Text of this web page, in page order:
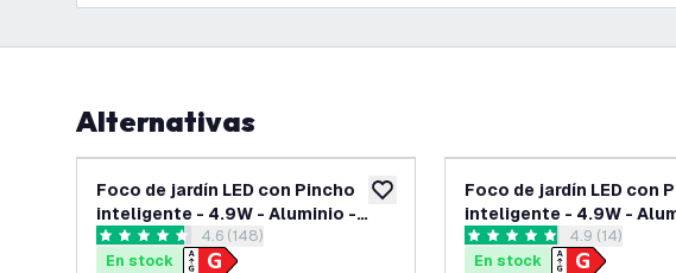
Alternativas
añadir a lista de deseos
Foco de jardín LED con Pincho
inteligente - 4.9W - Aluminio -
Negro - IP65 - RGB + CCT - Cable
de 1 metro
abrir el panel de reseñas
4.6 estrellas de puntuación
4.6 (148)
En stock
Foco de jardín LED con
inteligente - 4.9W -
Negro - IP65 - RGB +
de 2 metros con enchufe
abrir el panel
4.9 estrellas de puntuación
4.9 (14)
En stock